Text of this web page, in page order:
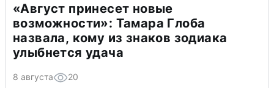
«Август принесет новые
возможности»: Тамара Глоба
назвала, кому из знаков зодиака
улыбнется удача
8 августа 20